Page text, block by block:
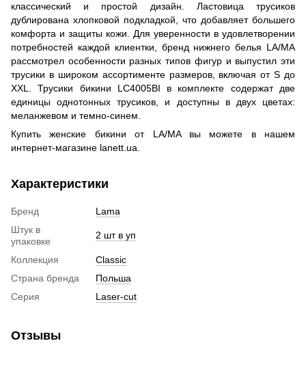
классический и простой дизайн. Ластовица трусиков
дублирована хлопковой подкладкой, что добавляет большего
комфорта и защиты кожи. Для уверенности в удовлетворении
потребностей каждой клиентки, бренд нижнего белья LA/MA
рассмотрел особенности разных типов фигур и выпустил эти
трусики в широком ассортименте размеров, включая от S до
XXL. Трусики бикини LC4005BI в комплекте содержат две
единицы однотонных трусиков, и доступны в двух цветах:
меланжевом и темно-синем.
Купить женские бикини от LA/MA вы можете в нашем
интернет-магазине lanett.ua.
Характеристики
Бренд
Lama
Штук в
упаковке
2 шт в уп
Коллекция
Classic
Страна бренда
Польша
Серия
Laser-cut
Отзывы